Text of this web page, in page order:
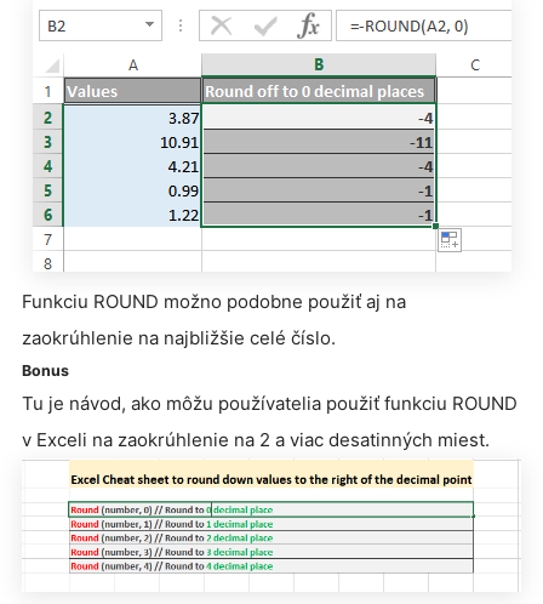
Funkciu ROUND možno podobne použiť aj na
zaokrúhlenie na najbližšie celé číslo.
Bonus
Tu je návod, ako môžu používatelia použiť funkciu ROUND
v Exceli na zaokrúhlenie na 2 a viac desatinných miest.